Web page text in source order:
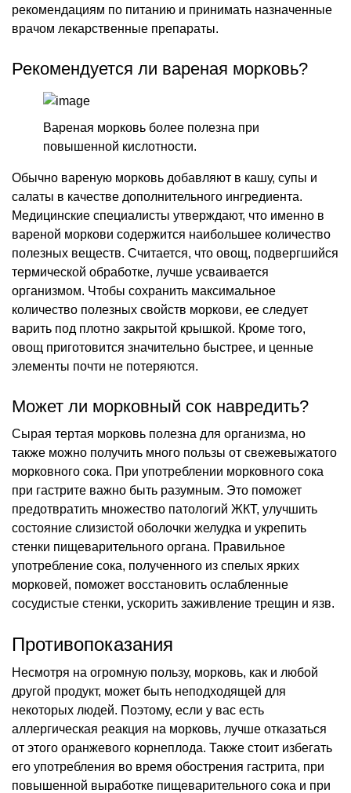
рекомендациям по питанию и принимать назначенные
врачом лекарственные препараты.
Рекомендуется ли вареная морковь?
Вареная морковь более полезна при
повышенной кислотности.
Обычно вареную морковь добавляют в кашу, супы и
салаты в качестве дополнительного ингредиента.
Медицинские специалисты утверждают, что именно в
вареной моркови содержится наибольшее количество
полезных веществ. Считается, что овощ, подвергшийся
термической обработке, лучше усваивается
организмом. Чтобы сохранить максимальное
количество полезных свойств моркови, ее следует
варить под плотно закрытой крышкой. Кроме того,
овощ приготовится значительно быстрее, и ценные
элементы почти не потеряются.
Может ли морковный сок навредить?
Сырая тертая морковь полезна для организма, но
также можно получить много пользы от свежевыжатого
морковного сока. При употреблении морковного сока
при гастрите важно быть разумным. Это поможет
предотвратить множество патологий ЖКТ, улучшить
состояние слизистой оболочки желудка и укрепить
стенки пищеварительного органа. Правильное
употребление сока, полученного из спелых ярких
морковей, поможет восстановить ослабленные
сосудистые стенки, ускорить заживление трещин и язв.
Противопоказания
Несмотря на огромную пользу, морковь, как и любой
другой продукт, может быть неподходящей для
некоторых людей. Поэтому, если у вас есть
аллергическая реакция на морковь, лучше отказаться
от этого оранжевого корнеплода. Также стоит избегать
его употребления во время обострения гастрита, при
повышенной выработке пищеварительного сока и при